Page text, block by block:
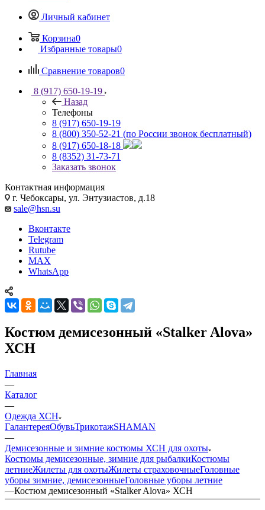
Личный кабинет
Корзина0
Избранные товары0
Сравнение товаров0
8 (917) 650-19-19
Назад
Телефоны
8 (917) 650-19-19
8 (800) 350-52-21 (по России звонок бесплатный)
8 (917) 650-18-18
8 (8352) 31-73-71
Заказать звонок
Контактная информация
г. Чебоксары, ул. Энтузиастов, д.18
sale@hsn.su
Вконтакте
Telegram
Rutube
MAX
WhatsApp
Костюм демисезонный «Stalker Alova»
ХСН
Главная
—
Каталог
—
Одежда ХСН
ГалантереяОбувьТрикотажSHAMAN
—
Демисезонные и зимние костюмы ХСН для охоты
Костюмы демисезонные, зимние для рыбалкиКостюмы
летниеЖилеты для охотыЖилеты страховочныеГоловные
уборы зимние, демисезонныеГоловные уборы летние
—Костюм демисезонный «Stalker Alova» ХСН